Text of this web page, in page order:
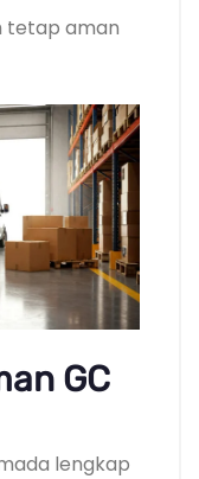
tetap aman
GC
lengkap